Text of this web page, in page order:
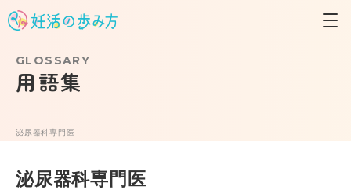
泌尿器科専門医
GLOSSARY
用語集
泌尿器科専門医